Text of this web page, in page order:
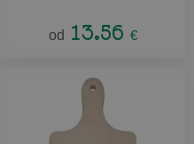
od 13.56 €